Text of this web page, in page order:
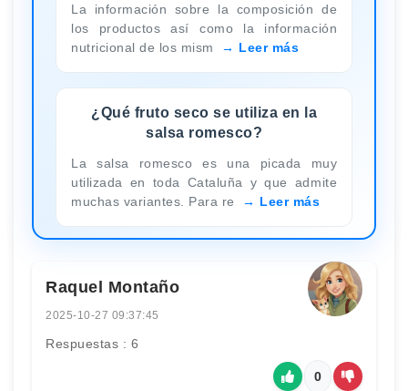
La información sobre la composición de
los productos así como la información
nutricional de los mism
Leer más
¿Qué fruto seco se utiliza en la
salsa romesco?
La salsa romesco es una picada muy
utilizada en toda Cataluña y que admite
muchas variantes. Para re
Leer más
Raquel Montaño
2025-10-27 09:37:45
Respuestas : 6
0